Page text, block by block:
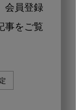
会員登録
事をご覧